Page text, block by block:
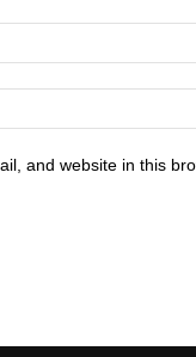
and website in this